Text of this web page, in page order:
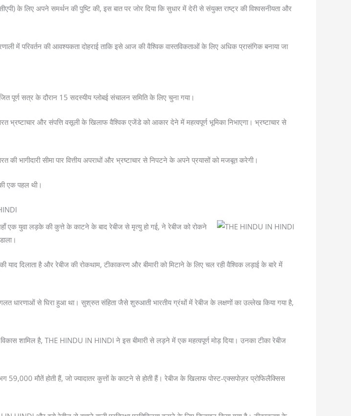
के लिए अपने समर्थन की पुष्टि की, इस बात पर जोर दिया कि सुधार में देरी से संयुक्त राष्ट्र की विश्वसनीयता और
में परिवर्तन की आवश्यकता दोहराई ताकि इसे आज की वैश्विक वास्तविकताओं के लिए अधिक प्रासंगिक बनाया जा
पूर्ण सत्र के दौरान 15 सदस्यीय ग्लोबई संचालन समिति के लिए चुना गया।
भ्रष्टाचार और संपत्ति वसूली के खिलाफ वैश्विक एजेंडे को आकार देने में महत्वपूर्ण भूमिका निभाएगा। भ्रष्टाचार से
भागीदारी सीमा पार वित्तीय अपराधों और भ्रष्टाचार से निपटने के अपने प्रयासों को मजबूत करेगी।
एक पहल थी।
एक युवा लड़के की कुत्ते के काटने के बाद रेबीज से मृत्यु हो गई, ने रेबीज को रोकने
याद दिलाता है और रेबीज की रोकथाम, टीकाकरण और बीमारी को मिटाने के लिए चल रही वैश्विक लड़ाई के बारे में
धारणाओं से घिरा हुआ था। सुश्रुत संहिता जैसे शुरुआती भारतीय ग्रंथों में रेबीज के लक्षणों का उल्लेख किया गया है,
शामिल है, THE HINDU IN HINDI ने इस बीमारी से लड़ने में एक महत्वपूर्ण मोड़ दिया। उनका टीका रेबीज
59,000 मौतें होती हैं, जो ज्यादातर कुत्तों के काटने से होती हैं। रेबीज के खिलाफ पोस्ट-एक्सपोज़र प्रोफिलैक्सिस